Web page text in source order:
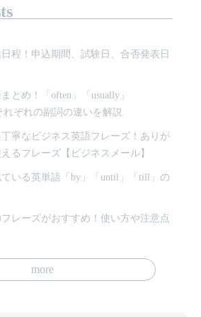
日程！申込期間、試験日、合否発表日
とめ！「often」「usually」
れぞれの副詞の違いを解説
寧なビジネス英語フレーズ！ありが
るフレーズ【ビジネスメール】
ている英単語「by」「until」「till」の
レーズがおすすめ！使い方や注意点
more